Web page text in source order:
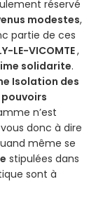
réservé
modestes,
partie de ces
LE-VICOMTE,
solidarite.
Isolation des
pouvoirs
n’est
donc à dire
même se
stipulées dans
sont à